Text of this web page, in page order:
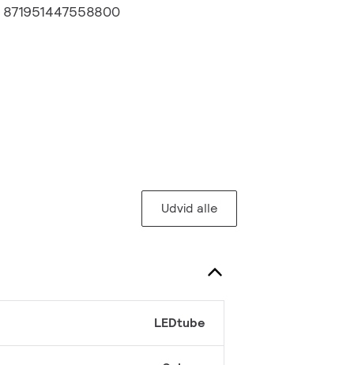
871951447558800
Udvid alle
LEDtube